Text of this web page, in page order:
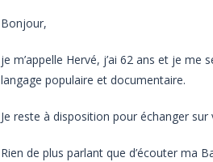
Bonjour,
je m’appelle Hervé, j’ai 62 ans et je
langage populaire et documentaire.
Je reste à disposition pour échanger
Rien de plus parlant que d’écouter ma